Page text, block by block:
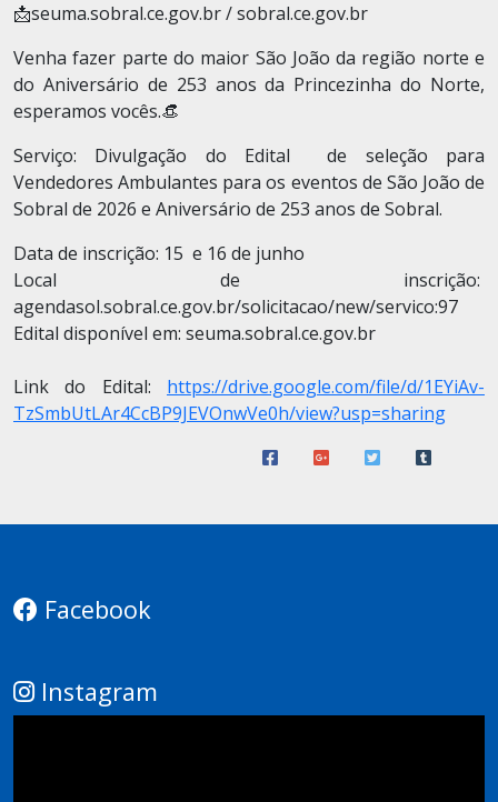
📩seuma.sobral.ce.gov.br / sobral.ce.gov.br
Venha fazer parte do maior São João da região norte e
do Aniversário de 253 anos da Princezinha do Norte,
esperamos vocês.👒
Serviço: Divulgação do Edital de seleção para
Vendedores Ambulantes para os eventos de São João de
Sobral de 2026 e Aniversário de 253 anos de Sobral.
Data de inscrição: 15 e 16 de junho
Local de inscrição:
agendasol.sobral.ce.gov.br/solicitacao/new/servico:97
Edital disponível em: seuma.sobral.ce.gov.br
Link do Edital: https://drive.google.com/file/d/1EYiAv-
TzSmbUtLAr4CcBP9JEVOnwVe0h/view?usp=sharing
Facebook
Instagram